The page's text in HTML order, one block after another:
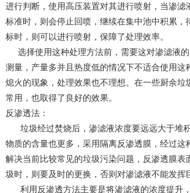
进行判断，使用高压装置对其进行喷射，当渗滤
标准时，则会停止回喷，继续在集中池中积累，
标时，则可以进行喷射，保障了处理效率。
选择使用这种处理方法前，需要这对渗滤液
测量，产量多并且热度低的情况下不适合使用这
熄火的现象，处理效果也不理想。在一些厨余垃
常用，也取得了良好的效果。
反渗透法：
垃圾经过焚烧后，渗滤液浓度要远远大于堆
物质的含量也更多，采用隔离反渗透膜，经过这
解决当前比较常见的垃圾污染问题，反渗透膜表
圾时，则要及时的更换，否则对渗滤液不能发挥
利用反渗透方法主要是将渗滤液的浓度提升